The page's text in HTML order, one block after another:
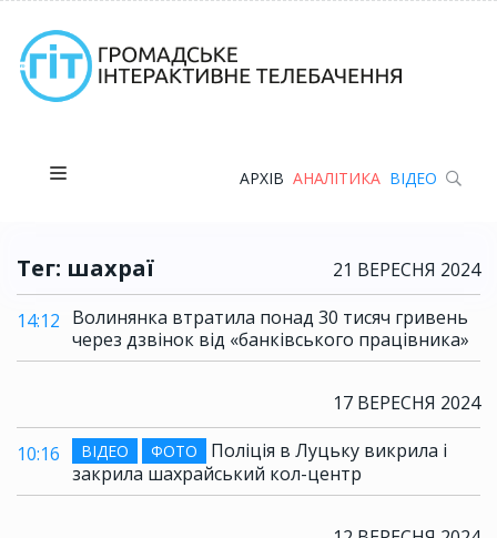
АРХІВ АНАЛІТИКА ВІДЕО
Тег: шахраї 21 ВЕРЕСНЯ 2024
14:12 Волинянка втратила понад 30 тисяч гривень
через дзвінок від «банківського працівника»
17 ВЕРЕСНЯ 2024
10:16 ВІДЕО ФОТО
Поліція в Луцьку викрила і
закрила шахрайський кол-центр